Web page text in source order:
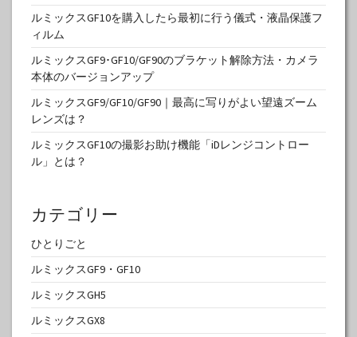
ルミックスGF10を購入したら最初に行う儀式・液晶保護フ
ィルム
ルミックスGF9･GF10/GF90のブラケット解除方法・カメラ
本体のバージョンアップ
ルミックスGF9/GF10/GF90｜最高に写りがよい望遠ズーム
レンズは？
ルミックスGF10の撮影お助け機能「iDレンジコントロー
ル」とは？
カテゴリー
ひとりごと
ルミックスGF9・GF10
ルミックスGH5
ルミックスGX8